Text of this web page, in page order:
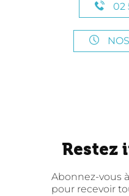
02
Restez
Abonnez-vous
pour recevoir